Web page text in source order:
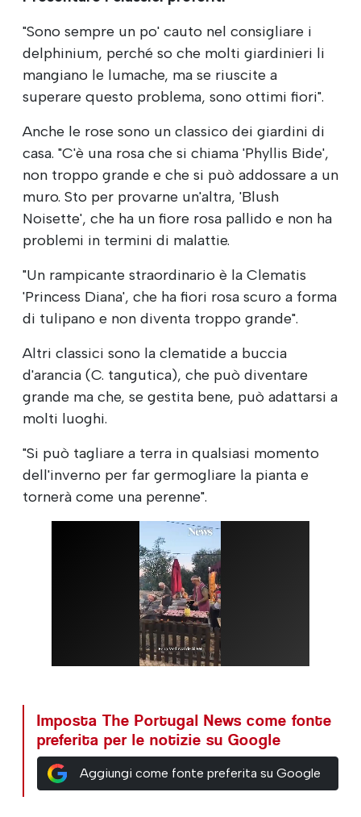
"Sono sempre un po' cauto nel consigliare i
delphinium, perché so che molti giardinieri li
mangiano le lumache, ma se riuscite a
superare questo problema, sono ottimi fiori".
Anche le rose sono un classico dei giardini di
casa. "C'è una rosa che si chiama 'Phyllis Bide',
non troppo grande e che si può addossare a un
muro. Sto per provarne un'altra, 'Blush
Noisette', che ha un fiore rosa pallido e non ha
problemi in termini di malattie.
"Un rampicante straordinario è la Clematis
'Princess Diana', che ha fiori rosa scuro a forma
di tulipano e non diventa troppo grande".
Altri classici sono la clematide a buccia
d'arancia (C. tangutica), che può diventare
grande ma che, se gestita bene, può adattarsi a
molti luoghi.
"Si può tagliare a terra in qualsiasi momento
dell'inverno per far germogliare la pianta e
tornerà come una perenne".
Imposta The Portugal News come fonte
preferita per le notizie su Google
Aggiungi come fonte preferita su Google